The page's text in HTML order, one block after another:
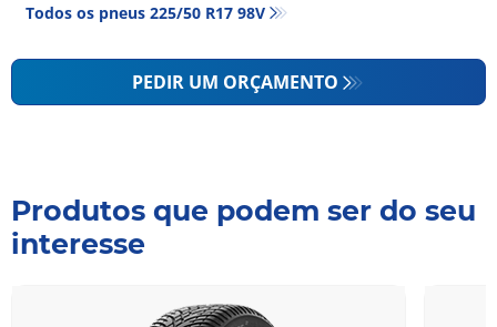
Todos os pneus‎ 225/50 R17 98V
PEDIR UM ORÇAMENTO
Produtos que podem ser do seu
interesse